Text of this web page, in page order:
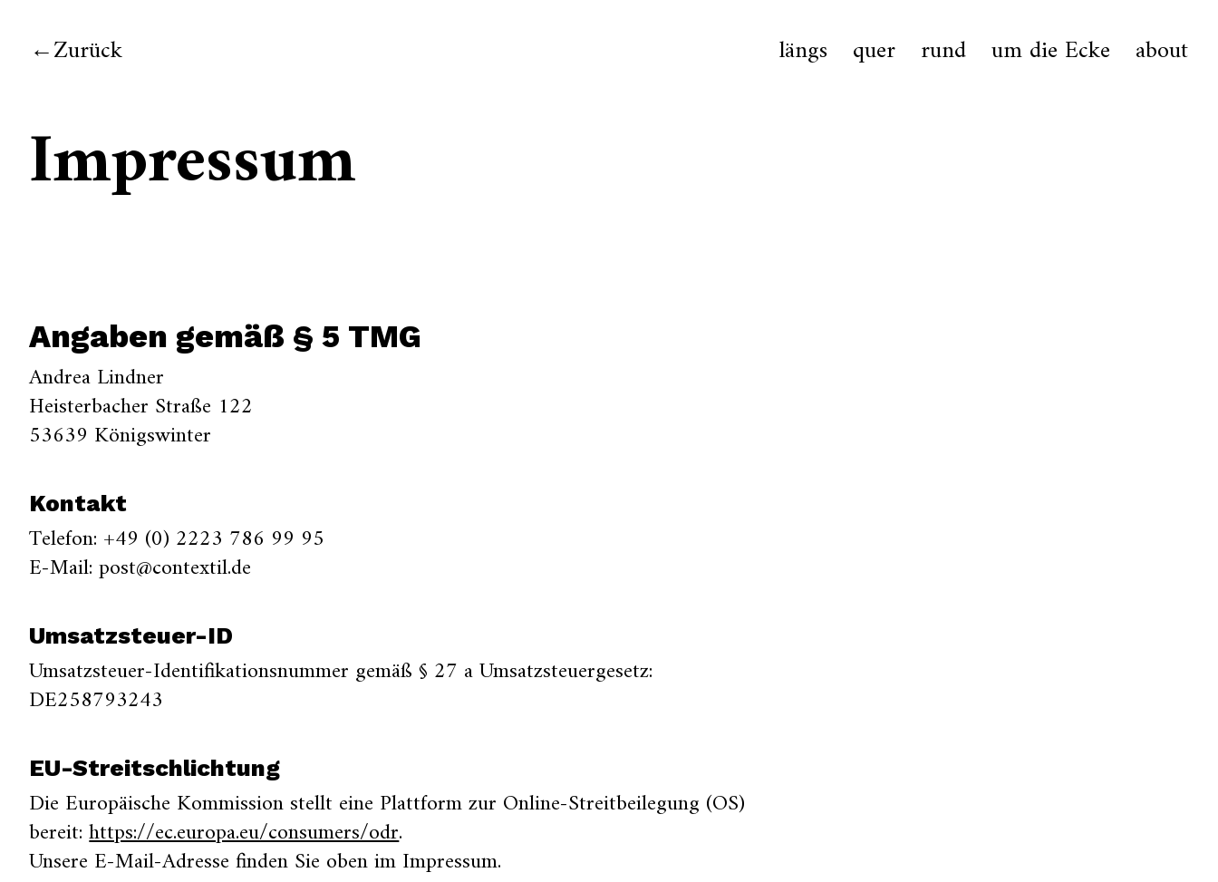
Zurück längs quer rund um die Ecke about
Impressum
Angaben gemäß § 5 TMG
Andrea Lindner
Heisterbacher Straße 122
53639 Königswinter
Kontakt
Telefon: +49 (0) 2223 786 99 95
E-Mail: post@contextil.de
Umsatzsteuer-ID
Umsatzsteuer-Identifikationsnummer gemäß § 27 a Umsatzsteuergesetz:
DE258793243
EU-Streitschlichtung
Die Europäische Kommission stellt eine Plattform zur Online-Streitbeilegung (OS)
bereit:https://ec.europa.eu/consumers/odr.
Unsere E-Mail-Adresse finden Sie oben im Impressum.